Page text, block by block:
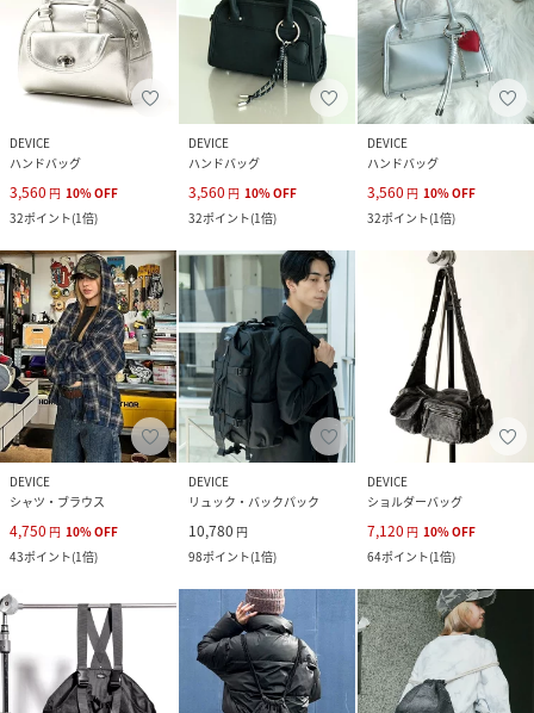
DEVICE
ハンドバッグ
3,560 円 10%OFF
32ポイント(1倍)
DEVICE
ハンドバッグ
3,560 円 10%OFF
32ポイント(1倍)
DEVICE
ハンドバッグ
3,560 円 10%OFF
32ポイント(1倍)
DEVICE
シャツ・ブラウス
4,750 円 10%OFF
43ポイント(1倍)
DEVICE
リュック・バックパック
10,780 円
98ポイント(1倍)
DEVICE
ショルダーバッグ
7,120 円 10%OFF
64ポイント(1倍)